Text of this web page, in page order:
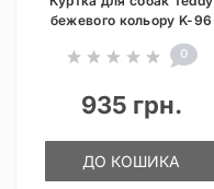
бежевого кольору K-96
0
935 грн.
ДО КОШИКА